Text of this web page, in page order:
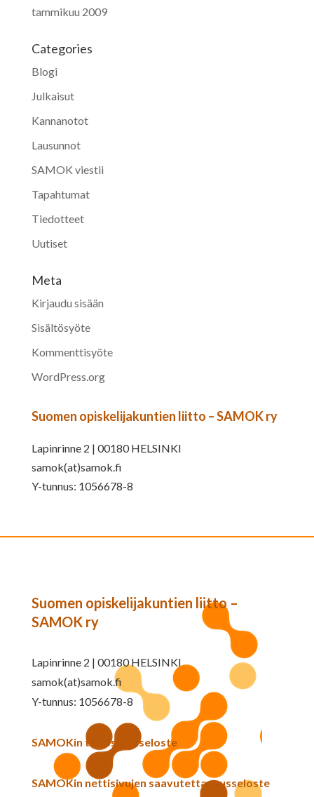
tammikuu 2009
Categories
Blogi
Julkaisut
Kannanotot
Lausunnot
SAMOK viestii
Tapahtumat
Tiedotteet
Uutiset
Meta
Kirjaudu sisään
Sisältösyöte
Kommenttisyöte
WordPress.org
Suomen opiskelijakuntien liitto – SAMOK ry
Lapinrinne 2 | 00180 HELSINKI
samok(at)samok.fi
Y-tunnus: 1056678-8
Suomen opiskelijakuntien liitto –
SAMOK ry
Lapinrinne 2 | 00180 HELSINKI
samok(at)samok.fi
Y-tunnus: 1056678-8
SAMOKin tietosuojaseloste
SAMOKin nettisivujen saavutettavuusseloste